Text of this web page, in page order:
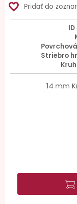
favorite_border Pridať do
Striebro
14 mm